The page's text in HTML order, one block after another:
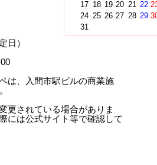
17 18 19 20 21 22
24 25 26 27 28 29
31
日）
は、入間市駅ビルの商業施
更されている場合がありま
には公式サイト等で確認して